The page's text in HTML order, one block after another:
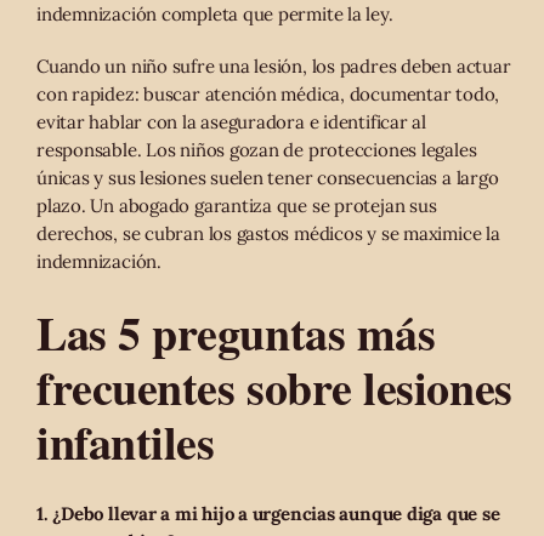
indemnización completa que permite la ley.
Cuando un niño sufre una lesión, los padres deben actuar
con rapidez: buscar atención médica, documentar todo,
evitar hablar con la aseguradora e identificar al
responsable. Los niños gozan de protecciones legales
únicas y sus lesiones suelen tener consecuencias a largo
plazo. Un abogado garantiza que se protejan sus
derechos, se cubran los gastos médicos y se maximice la
indemnización.
Las 5 preguntas más
frecuentes sobre lesiones
infantiles
1. ¿Debo llevar a mi hijo a urgencias aunque diga que se